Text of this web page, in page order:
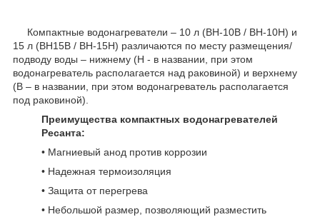
Компактные водонагреватели – 10 л (ВН-10В / ВН-10Н) и
15 л (ВН15В / ВН-15Н) различаются по месту размещения/
подводу воды – нижнему (Н - в названии, при этом
водонагреватель располагается над раковиной) и верхнему
(В – в названии, при этом водонагреватель располагается
под раковиной).
Преимущества компактных водонагревателей
Ресанта:
• Магниевый анод против коррозии
• Надежная термоизоляция
• Защита от перегрева
• Небольшой размер, позволяющий разместить